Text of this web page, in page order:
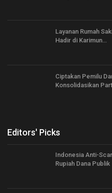
Layanan Rumah
Hadir di Karimun…
Ciptakan Pemilu
Konsolidasikan
Editors' Picks
Indonesia Anti-
Rupiah Dana Publik